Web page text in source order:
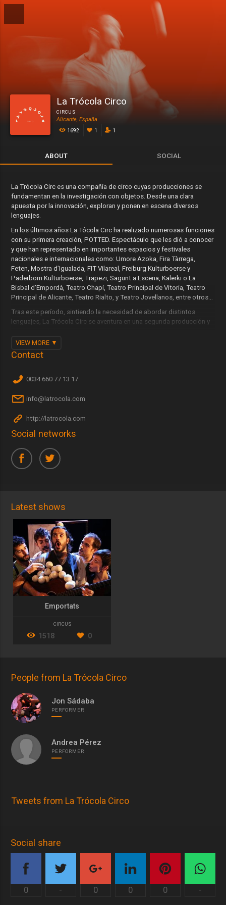
La Trócola Circo
CIRCUS
Alicante, España
1692
1 1
ABOUT SOCIAL
La Trócola Circ es una compañía de circo cuyas producciones se
fundamentan en la investigación con objetos. Desde una clara
apuesta por la innovación, exploran y ponen en escena diversos
lenguajes.
En los últimos años La Tócola Circ ha realizado numerosas funciones
con su primera creación, POTTED. Espectáculo que les dió a conocer
y que han representado en importantes espacios y festivales
nacionales e internacionales como: Umore Azoka, Fira Tàrrega,
Feten, Mostra d’Igualada, FIT Vilareal, Freiburg Kulturboerse y
Paderborn Kulturboerse, Trapezi, Sagunt a Escena, Kalerki o La
Bisbal d’Empordà, Teatro Chapí, Teatro Principal de Vitoria, Teatro
Principal de Alicante, Teatro Rialto, y Teatro Jovellanos, entre otros...
Tras este período, sintiendo la necesidad de abordar distintos
lenguajes, La Trócola Circ se aventura en una segunda producción y
La intención de la compañía es continuar con su sello, mostrando un
espectáculo de alto nivel técnico, en el que se cuida hasta el más
A la versatilidad y descontextualización del objeto, se suma la
El crecimiento del equipo y el esfuerzo colectivo se consolidan así
como su método de trabajo.
VIEW MORE
Contact
0034 660 77 13 17
info@latrocola.com
http://latrocola.com
Social networks
Latest shows
Emportats
CIRCUS
1518 0
People from La Trócola Circo
Jon Sádaba
PERFORMER
Andrea Pérez
PERFORMER
Tweets from La Trócola Circo
Social share
0 - 0 0 0 -